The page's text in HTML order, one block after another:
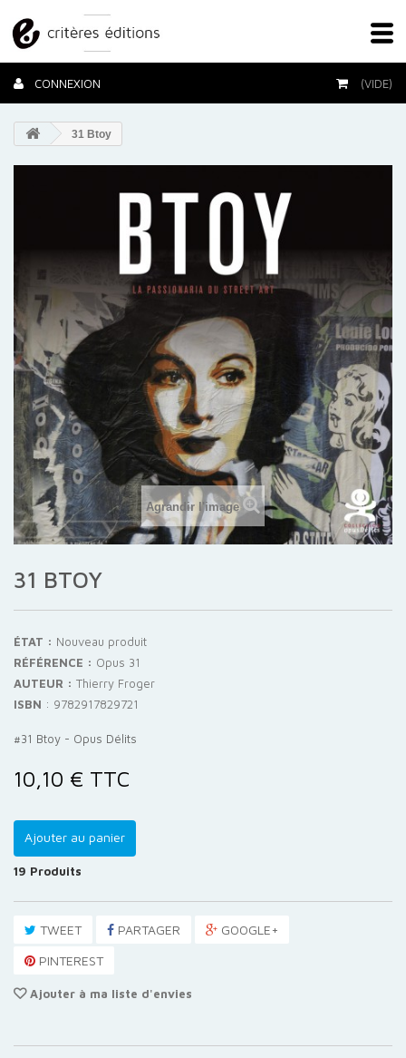
CONNEXION (VIDE)
31 Btoy
Agrandir l'image
31 BTOY
ÉTAT : Nouveau produit
RÉFÉRENCE : Opus 31
AUTEUR : Thierry Froger
ISBN : 9782917829721
#31 Btoy - Opus Délits
10,10 € TTC
Ajouter au panier
19 Produits
TWEET PARTAGER
GOOGLE+
PINTEREST
Ajouter à ma liste d'envies